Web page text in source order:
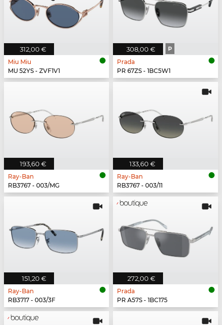
312,00 €
Miu Miu
MU 52YS - ZVF1V1
308,00 € P
Prada
PR 67ZS - 1BC5W1
193,60 €
Ray-Ban
RB3767 - 003/MG
133,60 €
Ray-Ban
RB3767 - 003/11
151,20 €
Ray-Ban
RB3717 - 003/3F
272,00 €
Prada
PR A57S - 1BC175